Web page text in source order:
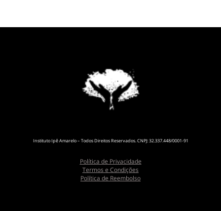
Instituto Ipê Amarelo – Todos Direitos Reservados. CNPJ: 32.337.448/0001-91
Política de Privacidade
Termos e Condições
Política de Reembolso